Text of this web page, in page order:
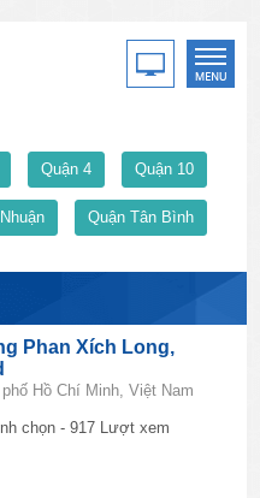
Quận 4 Quận 10
Quận Tân Bình
Phan Xích Long,
Hồ Chí Minh, Việt Nam
chọn - 917 Lượt xem